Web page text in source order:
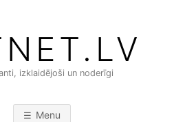
izklaidējoši un noderīgi
Menu